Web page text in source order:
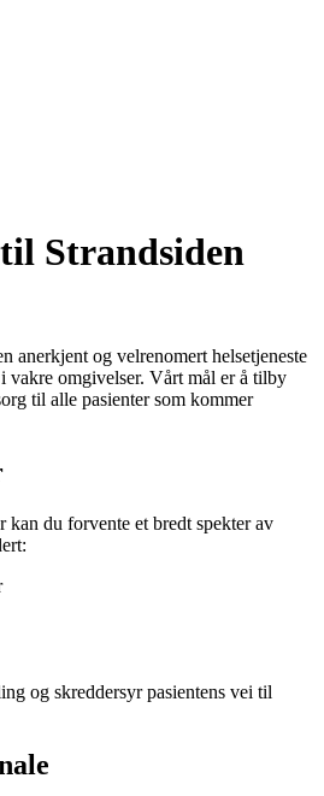
Strandsiden
anerkjent og velrenomert helsetjeneste
vakre omgivelser. Vårt mål er å tilby
til alle pasienter som kommer
kan du forvente et bredt spekter av
og skreddersyr pasientens vei til